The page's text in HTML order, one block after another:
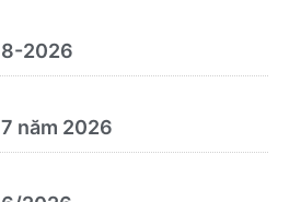
2026
năm 2026